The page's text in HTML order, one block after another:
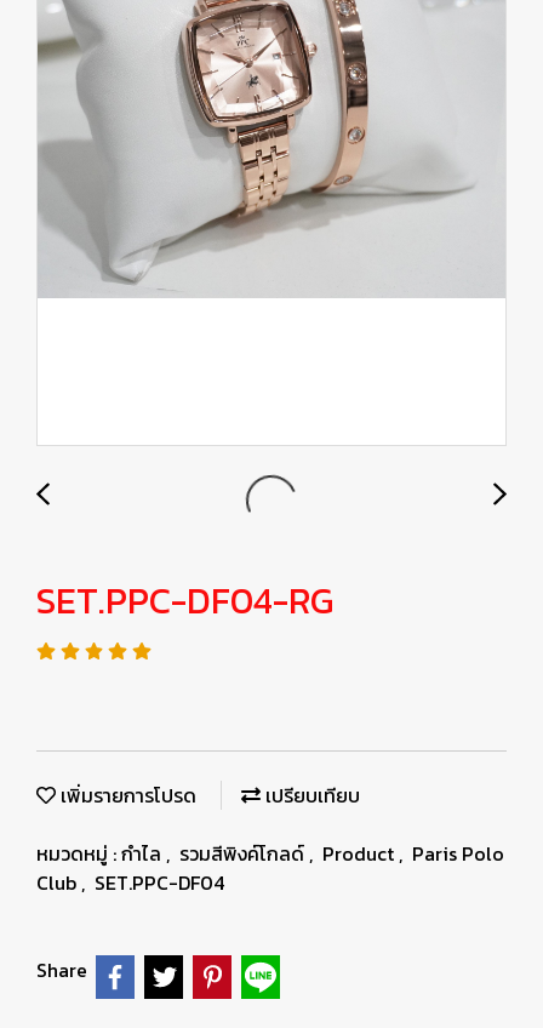
SET.PPC-DF04-RG
เพิ่มรายการโปรด
เปรียบเทียบ
หมวดหมู่ :กำไล , รวมสีพิงค์โกลด์ , Product , Paris Polo
Club , SET.PPC-DF04
Share